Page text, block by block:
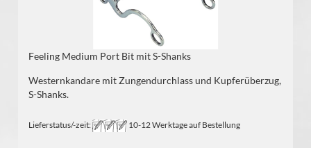
Feeling Medium Port Bit mit S-Shanks
Westernkandare mit Zungendurchlass und Kupferüberzug,
S-Shanks.
Lieferstatus/-zeit: 10-12 Werktage auf Bestellung